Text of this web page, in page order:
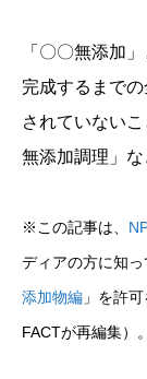
「〇〇無添加
完成するまで
されていない
無添加調理」な
※この記事は、
ディアの方に知
添加物編 」を許
FACTが再編集）。